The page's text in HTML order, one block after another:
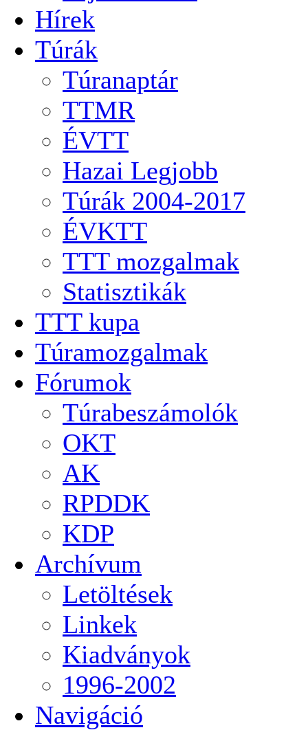
Hírek
Túrák
Túranaptár
TTMR
ÉVTT
Hazai Legjobb
Túrák 2004-2017
ÉVKTT
TTT mozgalmak
Statisztikák
TTT kupa
Túramozgalmak
Fórumok
Túrabeszámolók
OKT
AK
RPDDK
KDP
Archívum
Letöltések
Linkek
Kiadványok
1996-2002
Navigáció